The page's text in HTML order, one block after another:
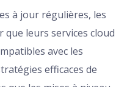
à jour régulières, les
que leurs services cloud
avec les
efficaces de